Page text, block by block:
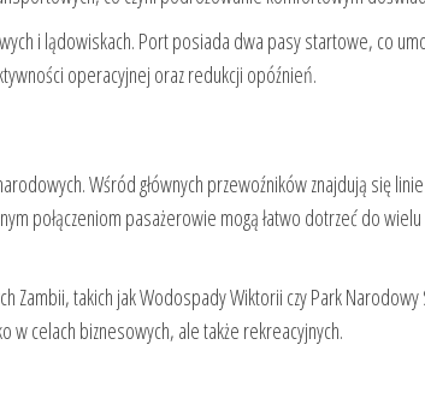
i lądowiskach. Port posiada dwa pasy startowe, co
operacyjnej oraz redukcji opóźnień.
Wśród głównych przewoźników znajdują się
połączeniom pasażerowie mogą łatwo dotrzeć do
Zambii, takich jak Wodospady Wiktorii czy Park Narodowy
w celach biznesowych, ale także rekreacyjnych.